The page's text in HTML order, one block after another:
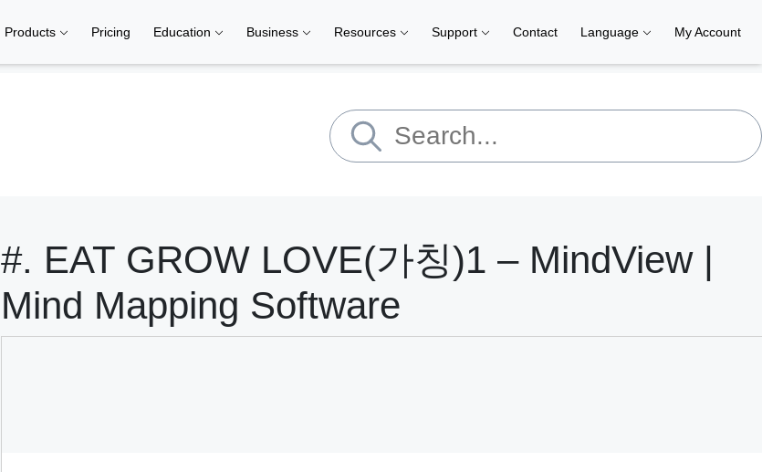
Products Pricing Education Business Resources Support Contact Language My Account
#. EAT GROW LOVE(가칭)1 – MindView |
Mind Mapping Software